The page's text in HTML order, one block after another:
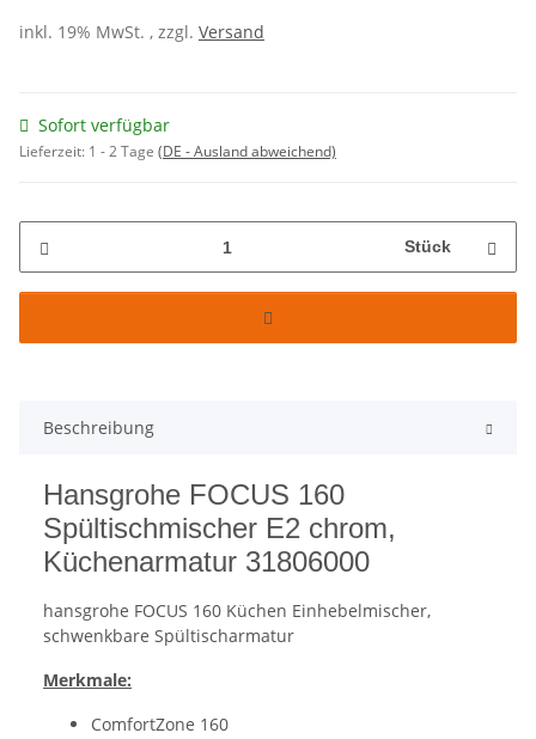
inkl. 19% MwSt. , zzgl. Versand
Sofort verfügbar
Lieferzeit: 1 - 2 Tage (DE - Ausland abweichend)
Stück
Beschreibung
Hansgrohe FOCUS 160
Spültischmischer E2 chrom,
Küchenarmatur 31806000
hansgrohe FOCUS 160 Küchen Einhebelmischer,
schwenkbare Spültischarmatur
Merkmale:
ComfortZone 160